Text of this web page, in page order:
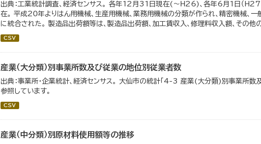
出典：工業統計調査、経済センサス。 各年12月31日現在(～H26)、各年6月1日（
在。 平成20年よりはん用機械、生産用機械、業務用機械の分類が作られ、精密機械、一
に統合された。 製造品出荷額等は、製造品出荷額、加工賃収入、修理料収入額、その他
CSV
産業（大分類）別事業所数及び従業の地位別従業者数
出典：事業所・企業統計、経済センサス。 大仙市の統計「4-3 産業(大分類)別事業所数
参照しています。
CSV
産業（中分類）別原材料使用額等の推移